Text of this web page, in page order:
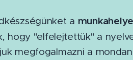
a
hogy "elfelejtettük" a
megfogalmazni a